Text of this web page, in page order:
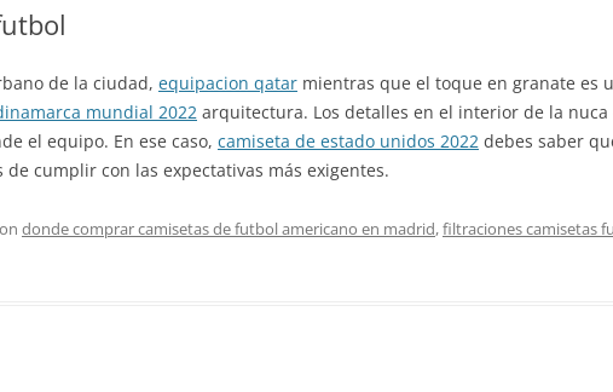
de la ciudad, equipacion qatar mientras que el toque en granate es
mundial 2022 arquitectura. Los detalles en el interior de la nuca
el equipo. En ese caso, camiseta de estado unidos 2022 debes saber
cumplir con las expectativas más exigentes.
donde comprar camisetas de futbol americano en madrid,filtraciones camisetas